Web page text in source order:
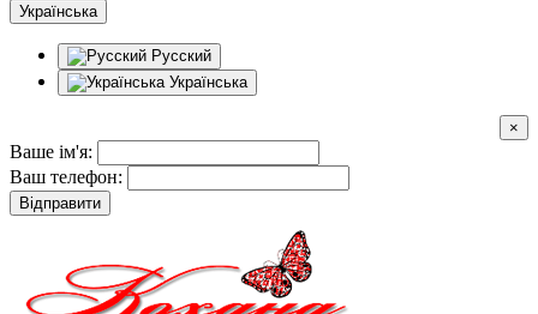
Українська
Русский
Українська
×
Ваше ім'я:
Ваш телефон:
Відправити